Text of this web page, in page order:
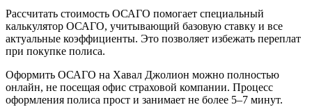
Рассчитать стоимость ОСАГО помогает специальный
калькулятор ОСАГО, учитывающий базовую ставку и все
актуальные коэффициенты. Это позволяет избежать переплат
при покупке полиса.
Оформить ОСАГО на Хавал Джолион можно полностью
онлайн, не посещая офис страховой компании. Процесс
оформления полиса прост и занимает не более 5–7 минут.